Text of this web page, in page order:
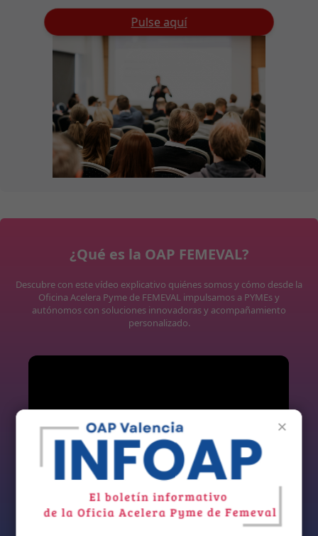
Pulse aquí
¿Qué es la OAP FEMEVAL?
Descubre con este vídeo explicativo quiénes somos y cómo desde la
Oficina Acelera Pyme de FEMEVAL impulsamos a PYMEs y
autónomos con soluciones innovadoras y acompañamiento
personalizado.
×